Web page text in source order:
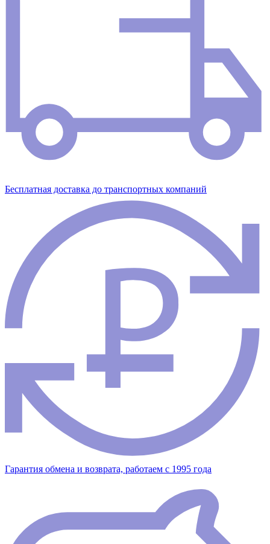
Бесплатная доставка до транспортных компаний
Гарантия обмена и возврата, работаем с 1995 года